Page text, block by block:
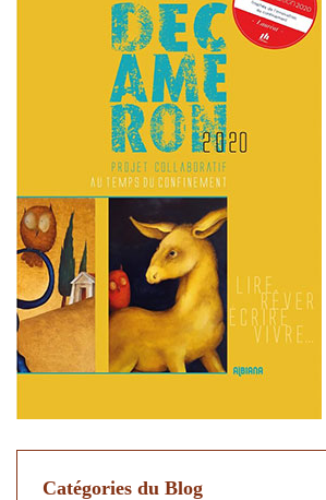
Catégories du Blog